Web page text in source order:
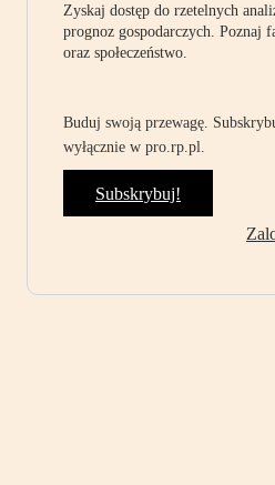
Zyskaj dostęp do rzetelnych
prognoz gospodarczych. Poznaj
oraz społeczeństwo.
Buduj swoją przewagę.
wyłącznie w pro.rp.pl.
Subskrybuj!